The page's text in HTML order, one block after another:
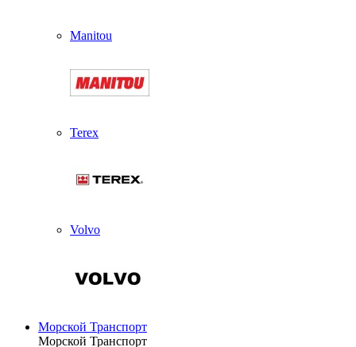
Manitou
Terex
Volvo
Морской Транспорт
Морской Транспорт